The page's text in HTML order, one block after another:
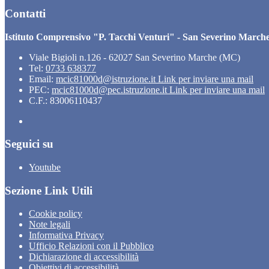
Contatti
Istituto Comprensivo "P. Tacchi Venturi" - San Severino
Viale Bigioli n.126 - 62027 San Severino Marche (MC)
Tel: 0733 638377
Email: mcic81000d@istruzione.it Link per inviare una mail
PEC: mcic81000d@pec.istruzione.it Link per inviare una mail
C.F.: 83006110437
Seguici su
Youtube
Sezione Link Utili
Cookie policy
Note legali
Informativa Privacy
Ufficio Relazioni con il Pubblico
Dichiarazione di accessibilità